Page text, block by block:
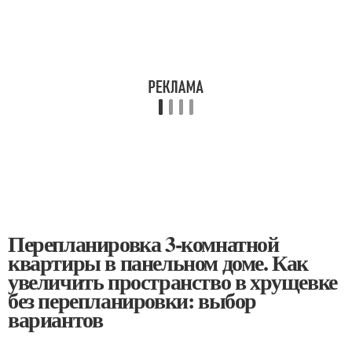
Перепланировка 3-комнатной
квартиры в панельном доме. Как
увеличить пространство в хрущевке
без перепланировки: выбор
вариантов